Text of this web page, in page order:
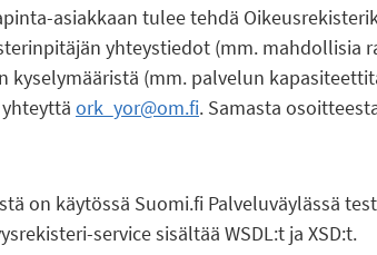
asiakkaan tulee tehdä
yhteystiedot (mm.
kyselymääristä (mm. palvelun
ork_yor@om.fi. Samasta
on käytössä Suomi.fi Palveluväylässä
service sisältää WSDL:t ja XSD:t.